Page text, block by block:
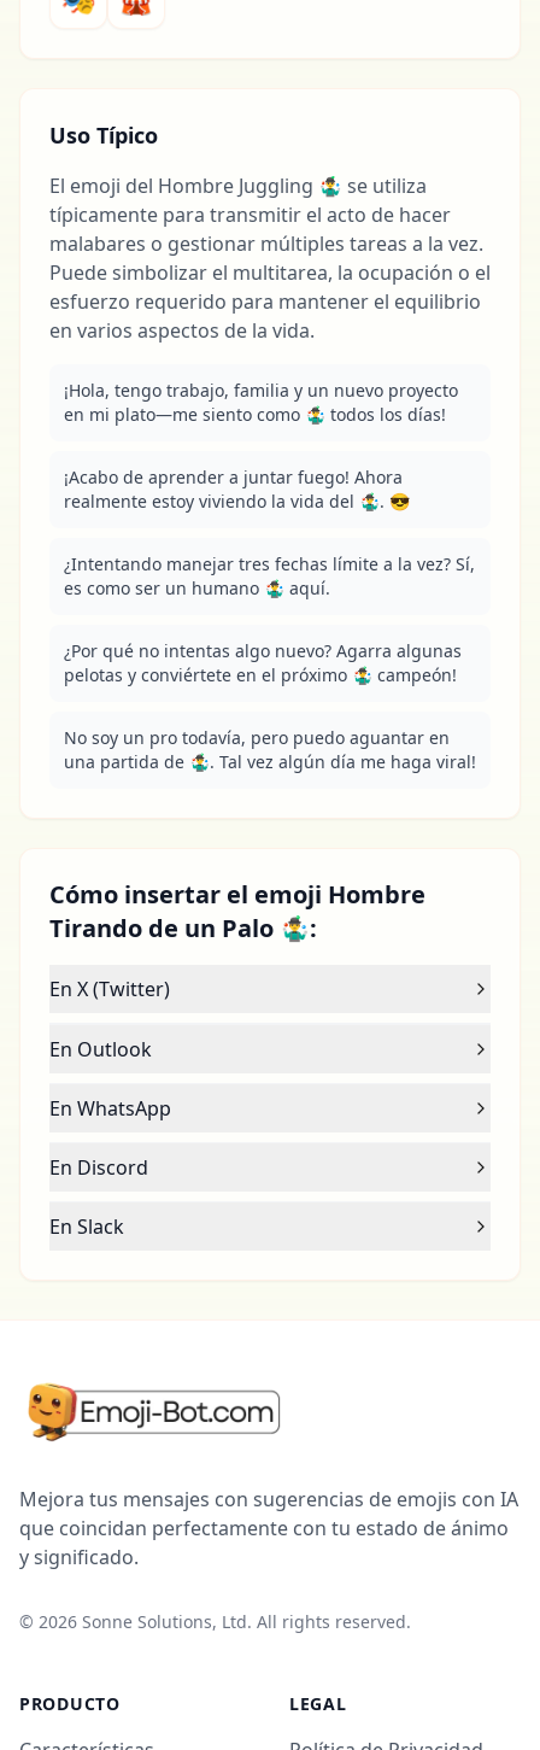
Uso Típico
El emoji del Hombre Juggling 🤹‍♂️ se utiliza
típicamente para transmitir el acto de hacer
malabares o gestionar múltiples tareas a la vez.
Puede simbolizar el multitarea, la ocupación o el
esfuerzo requerido para mantener el equilibrio
en varios aspectos de la vida.
¡Hola, tengo trabajo, familia y un nuevo proyecto
en mi plato—me siento como 🤹‍♂️ todos los días!
¡Acabo de aprender a juntar fuego! Ahora
realmente estoy viviendo la vida del 🤹‍♂️. 😎
¿Intentando manejar tres fechas límite a la vez? Sí,
es como ser un humano 🤹‍♂️ aquí.
¿Por qué no intentas algo nuevo? Agarra algunas
pelotas y conviértete en el próximo 🤹‍♂️ campeón!
No soy un pro todavía, pero puedo aguantar en
una partida de 🤹‍♂️. Tal vez algún día me haga viral!
Cómo insertar el emoji Hombre
Tirando de un Palo 🤹‍♂️:
En X (Twitter)
En Outlook
En WhatsApp
En Discord
En Slack
Mejora tus mensajes con sugerencias de emojis con IA
que coincidan perfectamente con tu estado de ánimo
y significado.
© 2026 Sonne Solutions, Ltd. All rights reserved.
PRODUCTO LEGAL